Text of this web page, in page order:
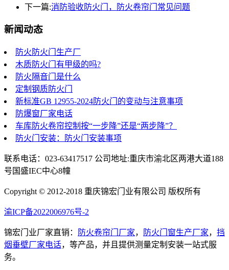
下一篇:消防验收防火门，防火卷帘门常见问题
新闻动态
防火防火门生产厂
木质防火门有甲级的吗?
防火隔音门是什么
定制钢质防火门
新标准GB 12955-2024防火门的变动与注意事项
防爆窗厂家电话
车库防火卷帘控制按“一步降”还是“两步降”？
防火门安装：防火门安装事项
联系电话：023-63417517 公司地址:重庆市渝北区两港大道188
号国盛IEC中心8幢
Copyright © 2012-2018 重庆锦宏门业有限公司 版权所有
渝ICP备2022006976号-2
锦宏门业厂家直销： 防火卷帘门厂家， 防火门窗生产厂家， 挡
烟垂壁厂家电话，等产品，并且提供测量定制安装一站式服
务。